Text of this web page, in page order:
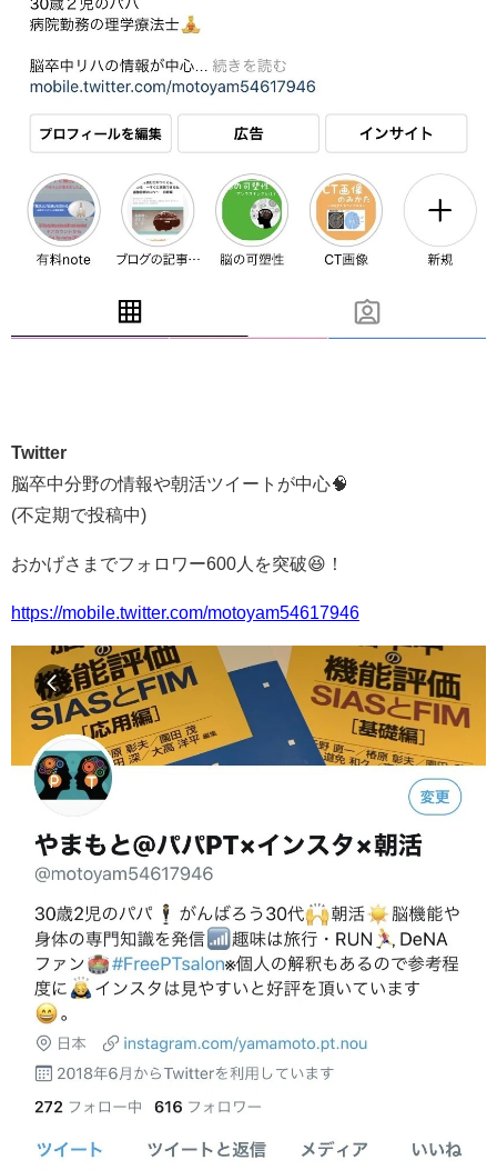
Twitter
脳卒中分野の情報や朝活ツイートが中心🧠
(不定期で投稿中)
おかげさまでフォロワー600人を突破😆！
https://mobile.twitter.com/motoyam54617946